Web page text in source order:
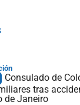
Consulado de
tras
de Janeiro